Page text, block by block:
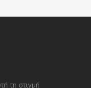
τη στιγμή